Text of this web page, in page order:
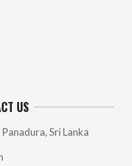
US
Sri Lanka